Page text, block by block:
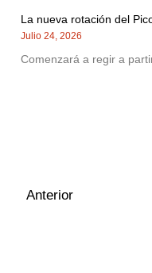
La nueva rotación del
Julio 24, 2026
Comenzará a regir a
Anterior